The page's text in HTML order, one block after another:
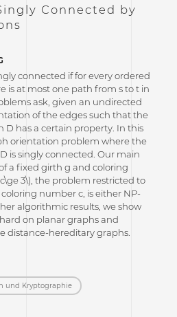
Connected by
connected if for every ordered
is at most one path from s to t in
ask, given an undirected
of the edges such that the
D has a certain property. In this
orientation problem where the
is singly connected. Our main
a fixed girth g and coloring
3\), the problem restricted to
number c, is either NP-
algorithmic results, we show
on planar graphs and
distance-hereditary graphs.
und Kryptographie